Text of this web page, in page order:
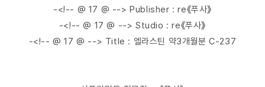
-<!-- @ 17 @ --> Publisher : re《푸사》
-<!-- @ 17 @ --> Studio : re《푸사》
-<!-- @ 17 @ --> Title : 엘라스틴 약3개월분 C-237